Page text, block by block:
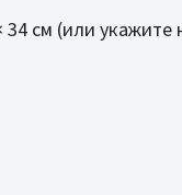
см (или